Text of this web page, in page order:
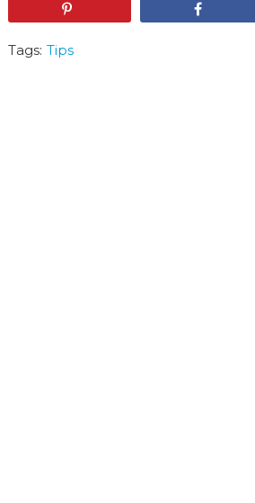
Tags: Tips